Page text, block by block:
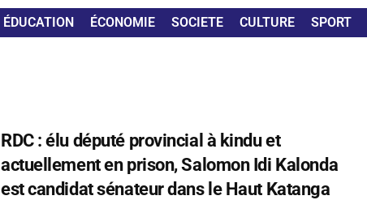
ÉDUCATION ÉCONOMIE SOCIETE CULTURE SPORT
RDC : élu député provincial à kindu et
actuellement en prison, Salomon Idi Kalonda
est candidat sénateur dans le Haut Katanga